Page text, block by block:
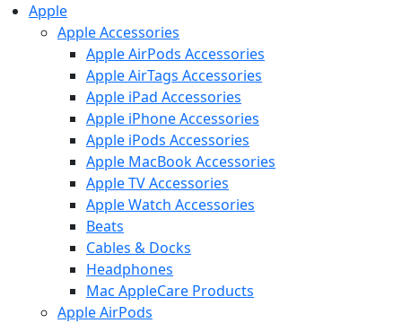
Apple
Apple Accessories
Apple AirPods Accessories
Apple AirTags Accessories
Apple iPad Accessories
Apple iPhone Accessories
Apple iPods Accessories
Apple MacBook Accessories
Apple TV Accessories
Apple Watch Accessories
Beats
Cables & Docks
Headphones
Mac AppleCare Products
Apple AirPods